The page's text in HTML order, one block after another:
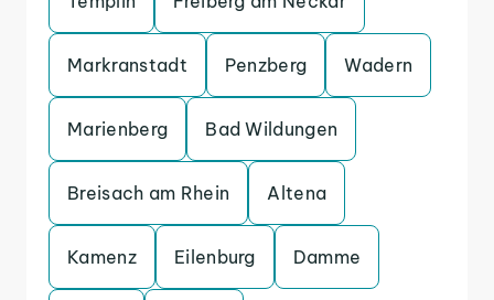
Markranstadt Penzberg Wadern
Marienberg Bad Wildungen
Breisach am Rhein Altena
Kamenz Eilenburg Damme